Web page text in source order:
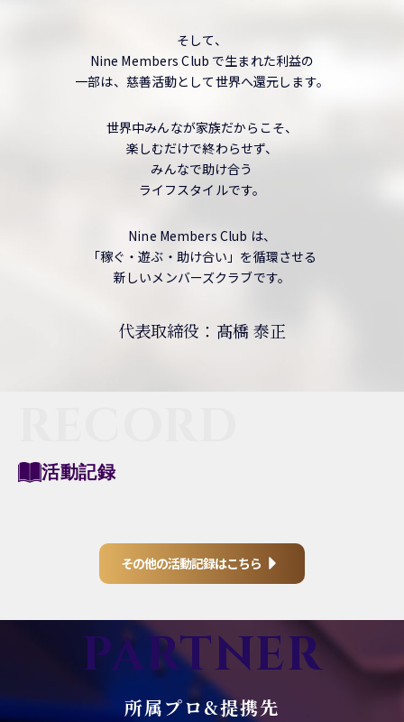
そして、
Nine Members Club で生まれた利益の
一部は、慈善活動として世界へ還元します。
世界中みんなが家族だからこそ、
楽しむだけで終わらせず、
みんなで助け合う
ライフスタイルです。
Nine Members Club は、
「稼ぐ・遊ぶ・助け合い」を循環させる
新しいメンバーズクラブです。
代表取締役：髙橋 泰正
活動記録
その他の活動記録はこちら
PARTNER
所属プロ&提携先